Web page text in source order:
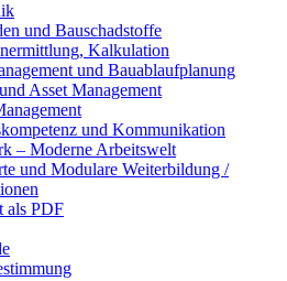
und Bauschadstoffe
Kalkulation
und Bauablaufplanung
Asset Management
und Kommunikation
– Moderne Arbeitswelt
und Modulare Weiterbildung /
als PDF